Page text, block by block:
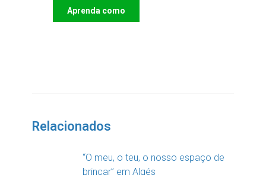
Aprenda como
Relacionados
“O meu, o teu, o nosso espaço de
brincar” em Algés